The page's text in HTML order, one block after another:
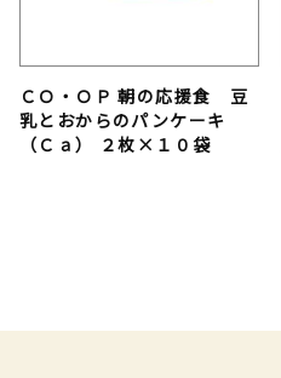
ＣＯ・ＯＰ 朝の応援食 豆
乳とおからのパンケーキ
（Ｃａ） ２枚×１０袋